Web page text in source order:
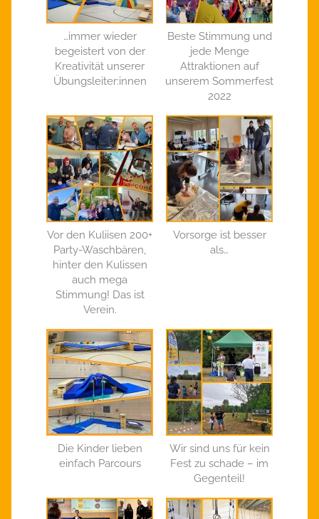
…immer wieder
begeistert von der
Kreativität unserer
Übungsleiter:innen
Beste Stimmung und
jede Menge
Attraktionen auf
unserem Sommerfest
2022
Vor den Kuliisen 200+
Party-Waschbären,
hinter den Kulissen
auch mega
Stimmung! Das ist
Verein.
Vorsorge ist besser
als…
Die Kinder lieben
einfach Parcours
Wir sind uns für kein
Fest zu schade – im
Gegenteil!